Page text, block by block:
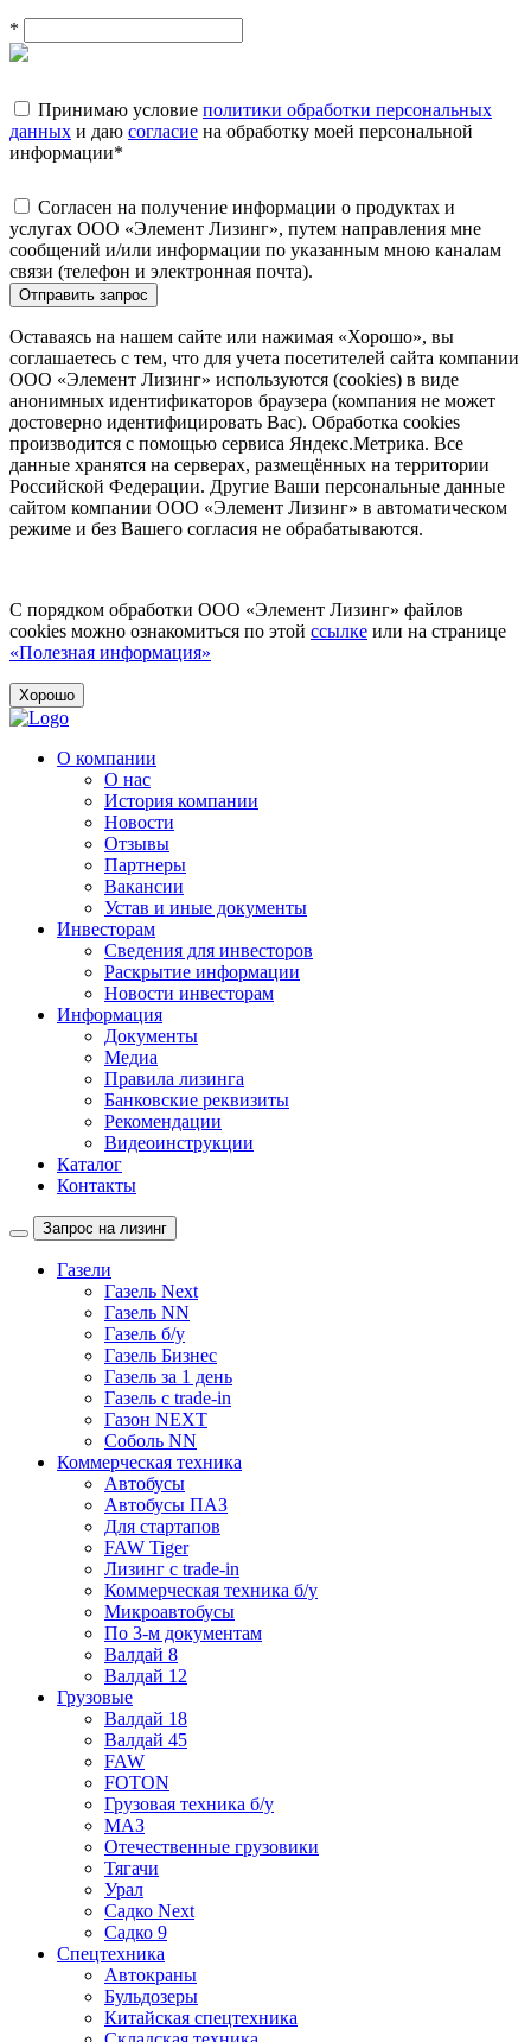
*
Принимаю условие политики обработки персональных
данных и даю согласие на обработку моей персональной
информации*
Согласен на получение информации о продуктах и
услугах ООО «Элемент Лизинг», путем направления мне
сообщений и/или информации по указанным мною каналам
связи (телефон и электронная почта).
Отправить запрос
Оставаясь на нашем сайте или нажимая «Хорошо», вы
соглашаетесь с тем, что для учета посетителей сайта компании
ООО «Элемент Лизинг» используются (cookies) в виде
анонимных идентификаторов браузера (компания не может
достоверно идентифицировать Вас). Обработка cookies
производится с помощью сервиса Яндекс.Метрика. Все
данные хранятся на серверах, размещённых на территории
Российской Федерации. Другие Ваши персональные данные
сайтом компании ООО «Элемент Лизинг» в автоматическом
режиме и без Вашего согласия не обрабатываются.
С порядком обработки ООО «Элемент Лизинг» файлов
cookies можно ознакомиться по этой ссылке или на странице
«Полезная информация»
Хорошо
О компании
О нас
История компании
Новости
Отзывы
Партнеры
Вакансии
Устав и иные документы
Инвесторам
Сведения для инвесторов
Раскрытие информации
Новости инвесторам
Информация
Документы
Медиа
Правила лизинга
Банковские реквизиты
Рекомендации
Видеоинструкции
Каталог
Контакты
Запрос на лизинг
Газели
Газель Next
Газель NN
Газель б/у
Газель Бизнес
Газель за 1 день
Газель с trade-in
Газон NEXT
Соболь NN
Коммерческая техника
Автобусы
Автобусы ПАЗ
Для стартапов
FAW Tiger
Лизинг с trade-in
Коммерческая техника б/у
Микроавтобусы
По 3-м документам
Валдай 8
Валдай 12
Грузовые
Валдай 18
Валдай 45
FAW
FOTON
Грузовая техника б/у
МАЗ
Отечественные грузовики
Тягачи
Урал
Садко Next
Садко 9
Спецтехника
Автокраны
Бульдозеры
Китайская спецтехника